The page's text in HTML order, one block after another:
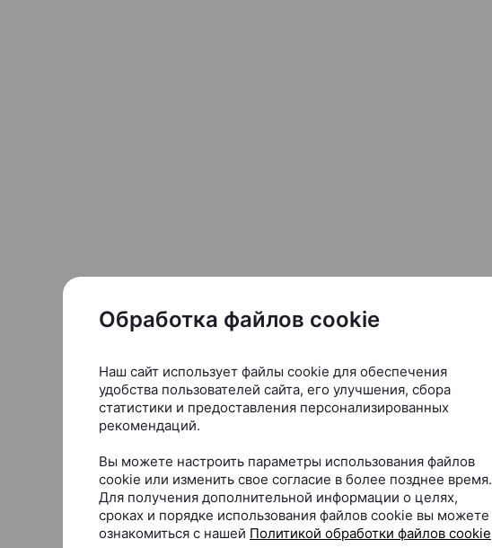
Обработка файлов cookie
Наш сайт использует файлы cookie для обеспечения
удобства пользователей сайта, его улучшения, сбора
статистики и предоставления персонализированных
рекомендаций.
Вы можете настроить параметры использования файлов
cookie или изменить свое согласие в более позднее время.
Для получения дополнительной информации о целях,
сроках и порядке использования файлов cookie вы можете
ознакомиться с нашей Политикой обработки файлов cookie